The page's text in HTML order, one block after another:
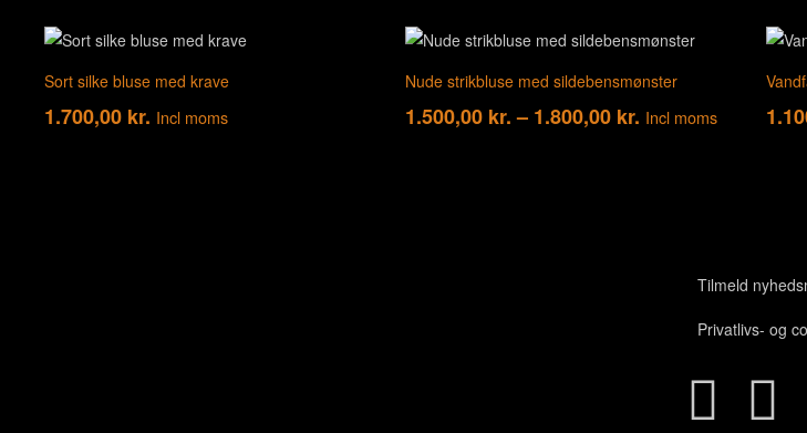
Sort silke bluse med krave
1.700,00 kr. Incl moms
Nude strikbluse med sildebensmønster
1.500,00 kr. – 1.800,00 kr. Incl moms
Tilmeld
Privatlivs- og